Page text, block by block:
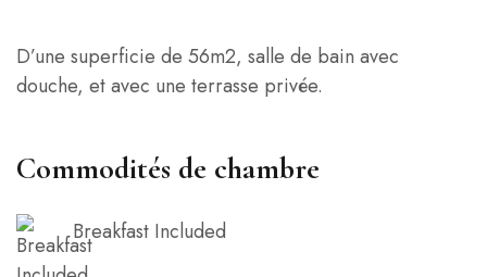
D’une superficie de 56m2, salle de bain avec
douche, et avec une terrasse privée.
Commodités de chambre
Breakfast Included